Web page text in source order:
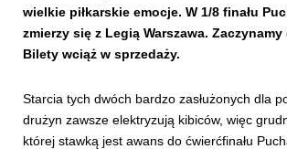
SKLEP KUP BILET
wielkie piłkarskie emocje. W 1/8 finału
zmierzy się z Legią Warszawa. Zaczynamy
Bilety wciąż w sprzedaży.
Starcia tych dwóch bardzo zasłużonych dla
drużyn zawsze elektryzują kibiców, więc
której stawką jest awans do ćwierćfinału